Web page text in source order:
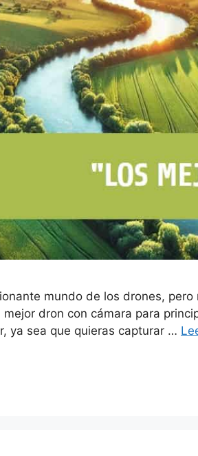
mundo de los drones,
dron con cámara para
ya sea que quieras capturar …